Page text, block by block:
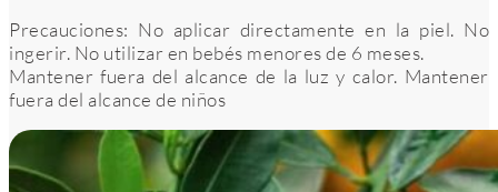
Precauciones: No aplicar directamente en la piel. No
ingerir. No utilizar en bebés menores de 6 meses.
Mantener fuera del alcance de la luz y calor. Mantener
fuera del alcance de niños